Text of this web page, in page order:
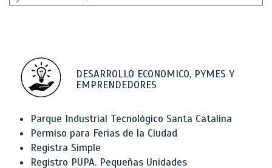
DESARROLLO ECONOMICO, PYMES Y
EMPRENDEDORES
Parque Industrial Tecnológico Santa Catalina
Permiso para Ferias de la Ciudad
Registra Simple
Registro PUPA. Pequeñas Unidades